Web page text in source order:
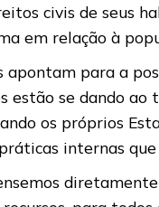
civis de seus
em relação à
apontam para a
estão se dando
os próprios
internas